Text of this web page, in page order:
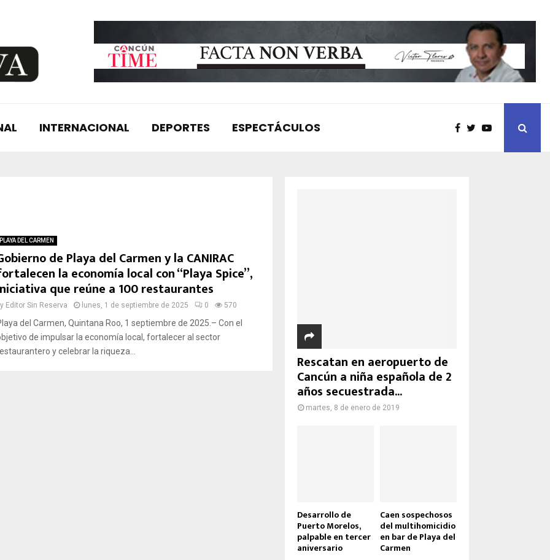
INTERNACIONAL DEPORTES ESPECTÁCULOS
PLAYA DEL CARMEN
de Playa del Carmen y la CANIRAC
la economía local con “Playa Spice”,
que reúne a 100 restaurantes
Editor Sin Reserva lunes, 1 de septiembre de 2025 0 570
del Carmen, Quintana Roo, 1 septiembre de 2025.– Con el
de impulsar la economía local, fortalecer al sector
y celebrar la riqueza...
Rescatan en aeropuerto de
Cancún a niña española de 2
años secuestrada...
martes, 8 de enero de 2019
Desarrollo de
Puerto Morelos,
palpable en tercer
aniversario
Caen sospechosos
del multihomicidio
en bar de Playa del
Carmen